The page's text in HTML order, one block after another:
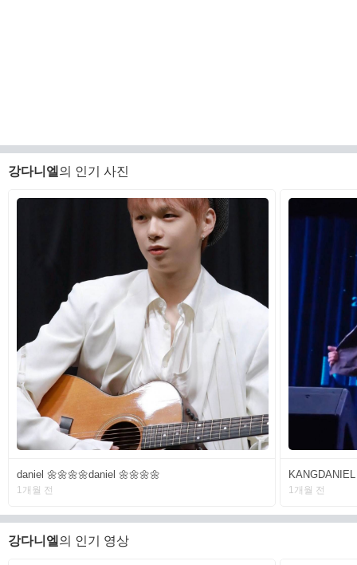
강다니엘 의 인기 사진
daniel 🌼🌼🌼🌼daniel 🌼🌼🌼🌼
1개월 전 1개월 전
강다니엘 의 인기 영상